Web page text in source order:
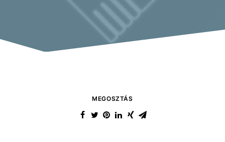
MEGOSZTÁS